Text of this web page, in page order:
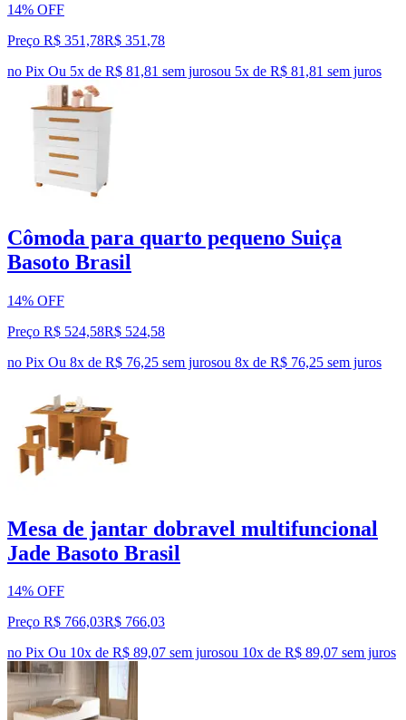
14% OFF
Preço R$ 351,78R$ 351 ,78
no Pix Ou 5x de R$ 81,81 sem jurosou 5x de R$ 81,81 sem juros
Cômoda para quarto pequeno Suiça
Basoto Brasil
14% OFF
Preço R$ 524,58R$ 524,58
no Pix Ou 8x de R$ 76,25 sem jurosou 8x de R$ 76,25 sem juros
Mesa de jantar dobravel multifuncional
Jade Basoto Brasil
14% OFF
Preço R$ 766,03R$ 766,03
no Pix Ou 10x de R$ 89,07 sem jurosou 10x de R$ 89,07 sem juros